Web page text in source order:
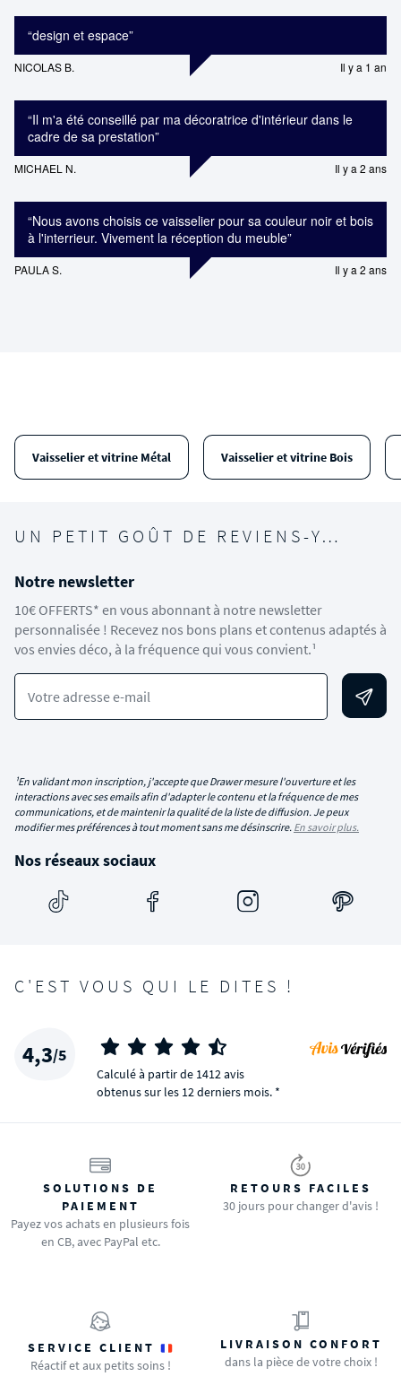
“design et espace”
NICOLAS B. Il y a 1 an
“Il m'a été conseillé par ma décoratrice d'intérieur dans le
cadre de sa prestation”
MICHAEL N. Il y a 2 ans
“Nous avons choisis ce vaisselier pour sa couleur noir et bois
à l'interrieur. Vivement la réception du meuble”
PAULA S. Il y a 2 ans
Vaisselier et vitrine Métal Vaisselier et vitrine Bois
UN PETIT GOÛT DE REVIENS-Y…
Notre newsletter
10€ OFFERTS* en vous abonnant à notre newsletter
personnalisée ! Recevez nos bons plans et contenus adaptés à
vos envies déco, à la fréquence qui vous convient.¹
Votre adresse e-mail
¹En validant mon inscription, j'accepte que Drawer mesure l'ouverture et les
interactions avec ses emails afin d'adapter le contenu et la fréquence de mes
communications, et de maintenir la qualité de la liste de diffusion. Je peux
modifier mes préférences à tout moment sans me désinscrire. En savoir plus.
Nos réseaux sociaux
C'EST VOUS QUI LE DITES !
4,3/5
Calculé à partir de 1412 avis
obtenus sur les 12 derniers mois. *
SOLUTIONS DE
PAIEMENT
Payez vos achats en plusieurs fois
en CB, avec PayPal etc.
RETOURS FACILES
30 jours pour changer d'avis !
SERVICE CLIENT
Réactif et aux petits soins !
LIVRAISON CONFORT
dans la pièce de votre choix !